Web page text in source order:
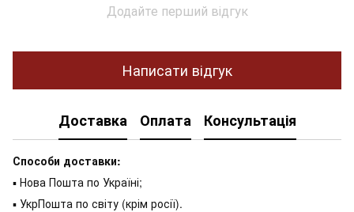
Додайте перший відгук
Написати відгук
Доставка Оплата Консультація
Способи доставки:
▪ Нова Пошта по Україні;
▪ УкрПошта по світу (крім росії).